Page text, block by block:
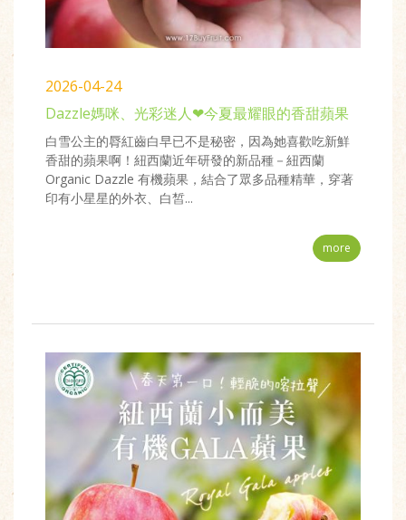
2026-04-24
Dazzle媽咪、光彩迷人❤今夏最耀眼的香甜蘋果
白雪公主的脣紅齒白早已不是秘密，因為她喜歡吃新鮮
香甜的蘋果啊！紐西蘭近年研發的新品種－紐西蘭
Organic Dazzle 有機蘋果，結合了眾多品種精華，穿著
印有小星星的外衣、白皙...
more